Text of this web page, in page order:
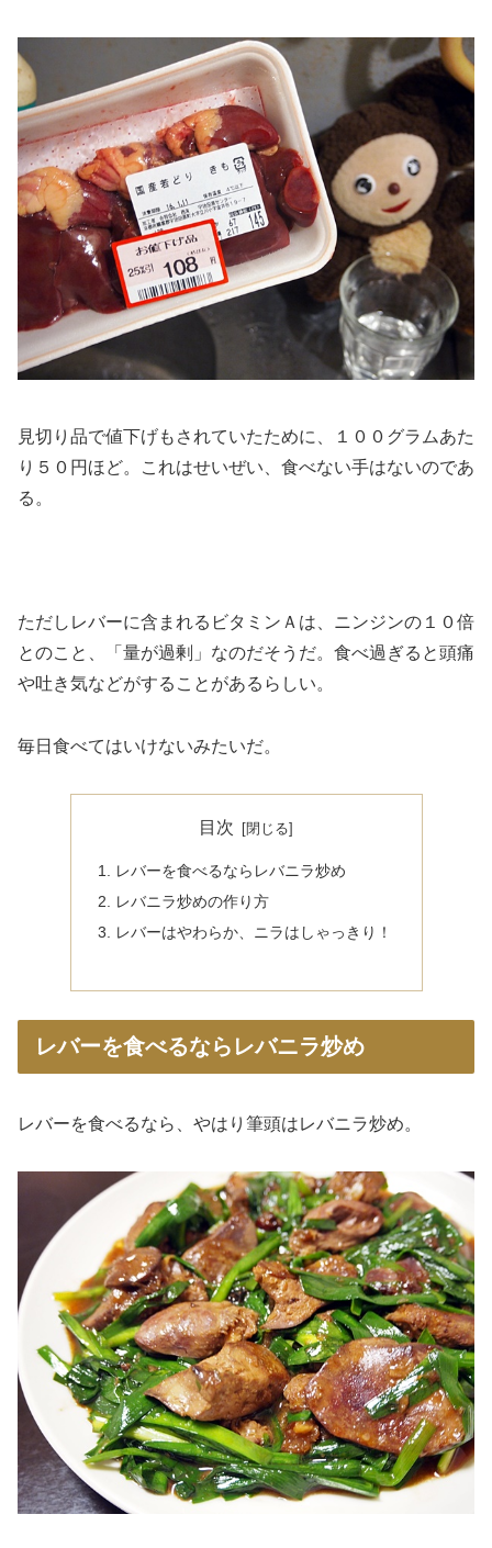
見切り品で値下げもされていたために、１００グラムあた
り５０円ほど。これはせいぜい、食べない手はないのであ
る。
ただしレバーに含まれるビタミンＡは、ニンジンの１０倍
とのこと、「量が過剰」なのだそうだ。食べ過ぎると頭痛
や吐き気などがすることがあるらしい。
毎日食べてはいけないみたいだ。
目次
レバーを食べるならレバニラ炒め
レバニラ炒めの作り方
レバーはやわらか、ニラはしゃっきり！
レバーを食べるならレバニラ炒め
レバーを食べるなら、やはり筆頭はレバニラ炒め。